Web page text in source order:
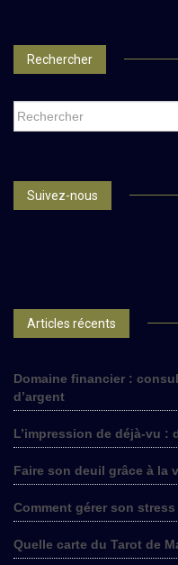
Rechercher
SEARCH
FOR:
Suivez-nous
Articles récents
Domaine financier :
d’argent
L’impression de déjà-vu
Faire son deuil grâce à la
Comment gérer son
Quelle carte du Tarot de